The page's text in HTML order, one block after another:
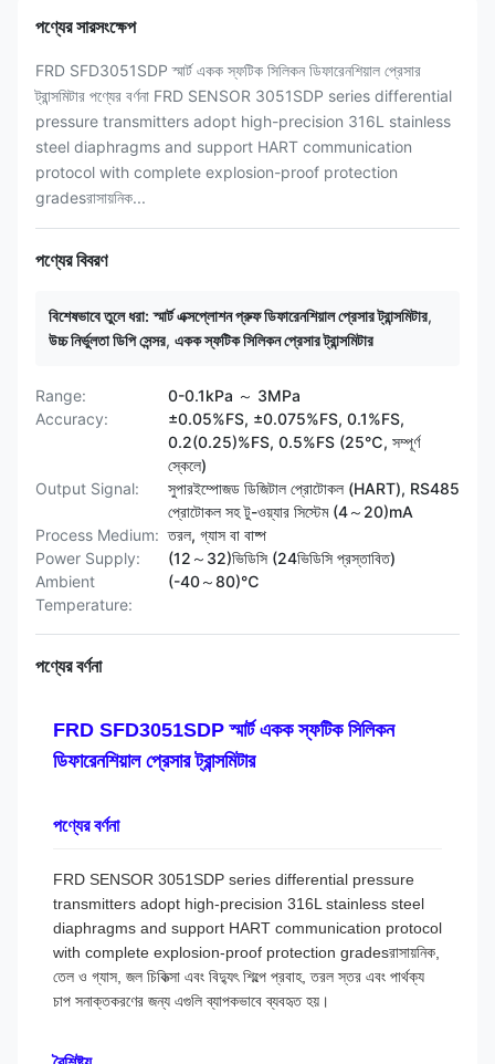
পণ্যের সারসংক্ষেপ
FRD SFD3051SDP স্মার্ট একক স্ফটিক সিলিকন ডিফারেনশিয়াল প্রেসার
ট্রান্সমিটার পণ্যের বর্ণনা FRD SENSOR 3051SDP series differential
pressure transmitters adopt high-precision 316L stainless
steel diaphragms and support HART communication
protocol with complete explosion-proof protection
gradesরাসায়নিক...
পণ্যের বিবরণ
বিশেষভাবে তুলে ধরা: স্মার্ট এক্সপ্লোশন প্রুফ ডিফারেনশিয়াল প্রেসার ট্রান্সমিটার,
উচ্চ নির্ভুলতা ডিপি সেন্সর, একক স্ফটিক সিলিকন প্রেসার ট্রান্সমিটার
Range:
0-0.1kPa ～ 3MPa
Accuracy:
±0.05%FS, ±0.075%FS, 0.1%FS,
0.2(0.25)%FS, 0.5%FS (25℃, সম্পূর্ণ
স্কেলে)
Output Signal:
সুপারইম্পোজড ডিজিটাল প্রোটোকল (HART), RS485
প্রোটোকল সহ টু-ওয়্যার সিস্টেম (4～20)mA
Process Medium: তরল, গ্যাস বা বাষ্প
Power Supply:
(12～32)ভিডিসি (24ভিডিসি প্রস্তাবিত)
Ambient
Temperature:
(-40～80)℃
পণ্যের বর্ণনা
FRD SFD3051SDP স্মার্ট একক স্ফটিক সিলিকন
ডিফারেনশিয়াল প্রেসার ট্রান্সমিটার
পণ্যের বর্ণনা
FRD SENSOR 3051SDP series differential pressure
transmitters adopt high-precision 316L stainless steel
diaphragms and support HART communication protocol
with complete explosion-proof protection gradesরাসায়নিক,
তেল ও গ্যাস, জল চিকিত্সা এবং বিদ্যুৎ শিল্পে প্রবাহ, তরল স্তর এবং পার্থক্য
চাপ সনাক্তকরণের জন্য এগুলি ব্যাপকভাবে ব্যবহৃত হয়।